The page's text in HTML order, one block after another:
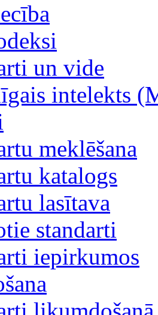
un vide
intelekts
meklēšana
katalogs
lasītava
standarti
iepirkumos